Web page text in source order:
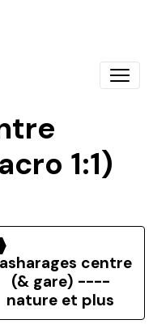
1:1)
centre
(& gare) ----
nature et plus